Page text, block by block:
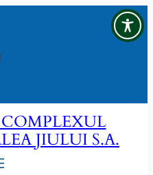
JIULUI S.A.